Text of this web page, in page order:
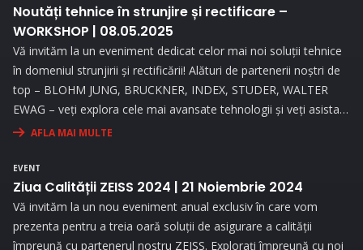
Noutăți tehnice în strunjire și rectificare –
WORKSHOP | 08.05.2025
Vă invităm la un eveniment dedicat celor mai noi soluții tehnice
în domeniul strunjirii și rectificării! Alături de partenerii noștri de
top – BLOHM JUNG, BRUCKNER, INDEX, STUDER, WALTER
EWAG – veți explora cele mai avansate tehnologii și veți asista
la demonstrații live..
AFLA MAI MULTE
EVENT
Ziua Calității ZEISS 2024 | 21 Noiembrie 2024
Vă invităm la un nou eveniment anual exclusiv în care vom
prezenta pentru a treia oară soluții de asigurare a calității
împreună cu partenerul nostru ZEISS. Explorați împreună cu noi